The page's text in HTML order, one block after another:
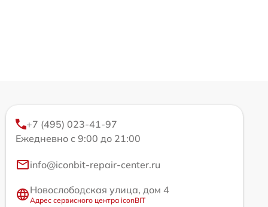
+7 (495) 023-41-97
Ежедневно с 9:00 до 21:00
info@iconbit-repair-center.ru
Новослободская улица, дом 4
Адрес сервисного центра iconBIT